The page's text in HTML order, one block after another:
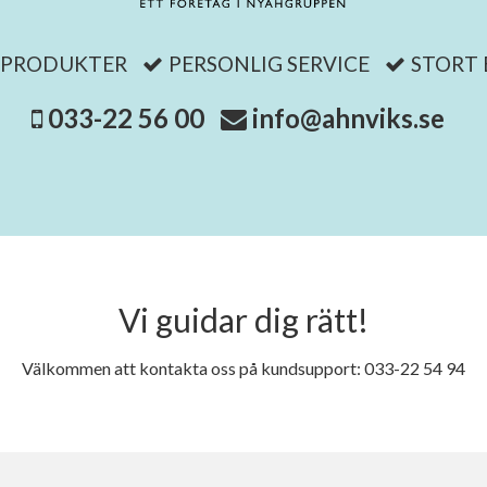
PERSONLIG SERVICE STORT
033-22 56 00 info@ahnviks.se
Vi guidar dig rätt!
Välkommen att kontakta oss på kundsupport: 033-22 54 94